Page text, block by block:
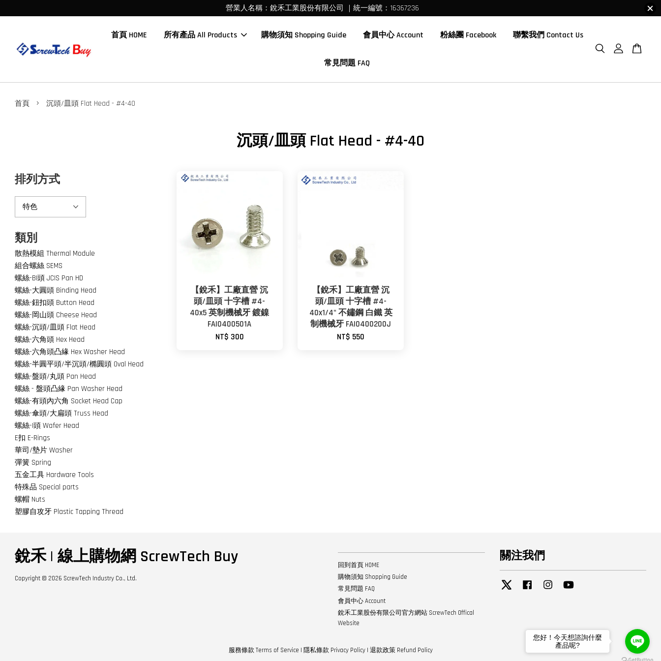
營業人名稱：銳禾工業股份有限公司 ｜統一編號：16367236
首頁 HOME 所有產品 All Products 購物須知 Shopping Guide 會員中心 Account 粉絲團 Facebook 聯繫我們 Contact Us
常見問題 FAQ
首頁 › 沉頭/皿頭 Flat Head - #4-40
沉頭/皿頭 Flat Head - #4-40
排列方式
類別
散熱模組 Thermal Module
組合螺絲 SEMS
螺絲-BI頭 JCIS Pan HD
螺絲-大圓頭 Binding Head
螺絲-鈕扣頭 Button Head
螺絲-岡山頭 Cheese Head
螺絲-沉頭/皿頭 Flat Head
螺絲-六角頭 Hex Head
螺絲-六角頭凸緣 Hex Washer Head
螺絲-半圓平頭/半沉頭/橢圓頭 Oval Head
螺絲-盤頭/丸頭 Pan Head
螺絲 - 盤頭凸緣 Pan Washer Head
螺絲-有頭內六角 Socket Head Cap
螺絲-傘頭/大扁頭 Truss Head
螺絲-I頭 Wafer Head
E扣 E-Rings
華司/墊片 Washer
彈簧 Spring
五金工具 Hardware Tools
特殊品 Special parts
螺帽 Nuts
塑膠自攻牙 Plastic Tapping Thread
【銳禾】工廠直營 沉
頭/皿頭 十字槽 #4-
40x5 英制機械牙 鍍鎳
FAI0400501A
NT$ 300
【銳禾】工廠直營 沉
頭/皿頭 十字槽 #4-
40x1/4" 不鏽鋼 白鐵 英
制機械牙 FAI0400200J
NT$ 550
銳禾 | 線上購物網 ScrewTech Buy
Copyright © 2026 ScrewTech Industry Co., Ltd.
回到首頁 HOME
購物須知 Shopping Guide
常見問題 FAQ
會員中心 Account
銳禾工業股份有限公司官方網站 ScrewTech Offical
Website
關注我們
Twitter Facebook Instagram
服務條款 Terms of Service | 隱私條款 Privacy Policy| 退款政策 Refund Policy
您好！今天想諮詢什麼
產品呢?